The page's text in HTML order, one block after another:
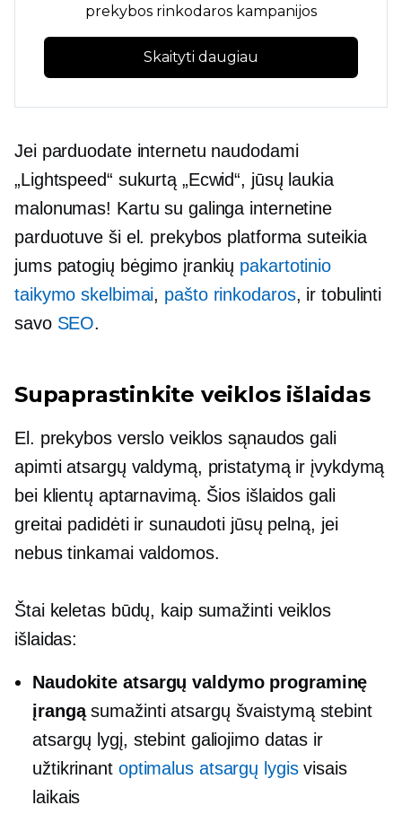
prekybos rinkodaros kampanijos
Skaityti daugiau
Jei parduodate internetu naudodami
„Lightspeed“ sukurtą „Ecwid“, jūsų laukia
malonumas! Kartu su galinga internetine
parduotuve ši el. prekybos platforma suteikia
jums patogių bėgimo įrankių pakartotinio
taikymo skelbimai, pašto rinkodaros, ir tobulinti
savo SEO.
Supaprastinkite veiklos išlaidas
El. prekybos verslo veiklos sąnaudos gali
apimti atsargų valdymą, pristatymą ir įvykdymą
bei klientų aptarnavimą. Šios išlaidos gali
greitai padidėti ir sunaudoti jūsų pelną, jei
nebus tinkamai valdomos.
Štai keletas būdų, kaip sumažinti veiklos
išlaidas:
Naudokite atsargų valdymo programinę
įrangąsumažinti atsargų švaistymą stebint
atsargų lygį, stebint galiojimo datas ir
užtikrinant optimalus atsargų lygisvisais
laikais